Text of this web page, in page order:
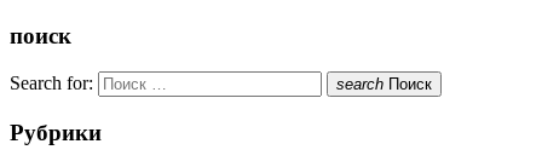
поиск
Search for: search Поиск
Рубрики